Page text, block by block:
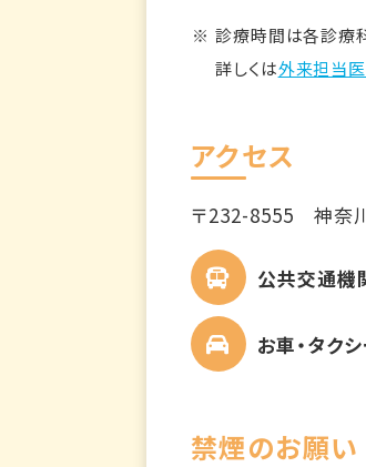
診療時間は各診療
詳しくは外来担当
アクセス
〒232-8555神奈
公共交通機
お車・タク
禁煙のお願い